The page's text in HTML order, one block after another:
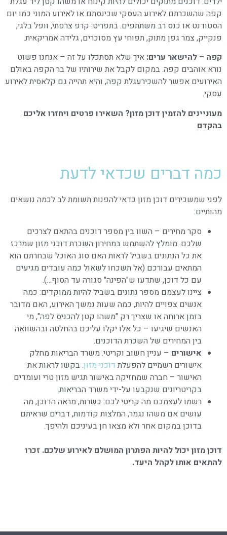
קפה שהשכרתם לאירוע העסקי שכינסתם או לאירוע המוני כמו יום
הסטודנט או כנס רב משתתפים. בתפריט: קרפ צרפתי, וופל בלגי,
פנקייק, צמר גפן מתוק, תפוחי עץ מסוכרים, גלידה אמריקאית.
קפה – להישאר ערים: איך שלא תסתכלו על זה – אנחנו פשוט
נורא אוהבים קפה. במקום לקבל את שירותיו של בר הקפה באולם
האירועים אפשר להשכירעגלת קפה, והיא תהייה גם קלאסית לאירוע
עסקי.
מעוניינים להזמין דוכן מזון? השאירו פרטים ויחזרו אליכם
בהקדם
כמה דברים שכדאי לדעת
לפני שמשכירים דוכן מזון כדאי להפנות תשומת לב לכמה נושאים
מהותיים:
סקר מחירים – השוו בין מספר דוכנים בהתאם לצרכים
שלכם. מומלץ להשתמש במחירון השכרת דוכני מזון שמרכז
את כל הנתונים בשביל לראות האם סוג האוכל שבחרתם הוא
המתאים עבורכם (אל תשכחו לשאול כמה עובדים מגיעים
עם כל דוכן, שתדעו ש"הפינה" סגורה עד הסוף…).
ציינו לעצמם מספר נתונים בשביל להיות ממוקדים: כמה
אנשים צפויים להיות, כמה שעות נמשך האירוע, האם מדובר
בזמן ארוחה או שצריך רק "משהו קטן להכניס לפה", מי
האנשים שיגיעו – כל אלו יקלו עליכם בהחלטה ובהשוואה
בין המחירים של השכרת הדוכנים.
אישורים – עניין חשוב וקריטי. משרד הבריאות מחלק
אישורים רשמיים להפעלת דוכני מזון. בקשו לראות את
האישור – חברה שמחזיקה באישור תגיש מזון טרי ועומדים
בקריטריונים שנקבעו על-ידי משרד הבריאות.
רשמו לעצמכם מה קריטי לכם: כשרות, מראה הדוכן, מה
עושים אם משהו נגמר, המלצות קודמות, דברים שראיתם
בדוכן במקום אחר ולא מצאו חן בעיניכם ולהיפך.
דוכן מזון יכול להיות הפתרון המושלם לאירוע שלכם. זכרו
להתאים אותו לקהל היעד.